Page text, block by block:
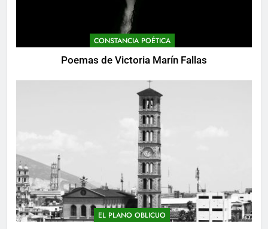
CONSTANCIA POÉTICA
Poemas de Victoria Marín Fallas
EL PLANO OBLICUO